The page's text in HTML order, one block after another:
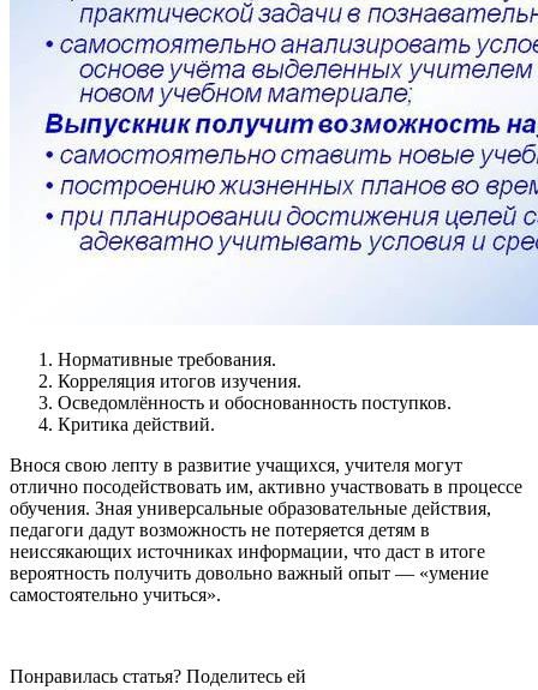
Нормативные требования.
Корреляция итогов изучения.
Осведомлённость и обоснованность поступков.
Критика действий.
Внося свою лепту в развитие учащихся, учителя могут
отлично посодействовать им, активно участвовать в процессе
обучения. Зная универсальные образовательные действия,
педагоги дадут возможность не потеряется детям в
неиссякающих источниках информации, что даст в итоге
вероятность получить довольно важный опыт — «умение
самостоятельно учиться».
Понравилась статья? Поделитесь ей